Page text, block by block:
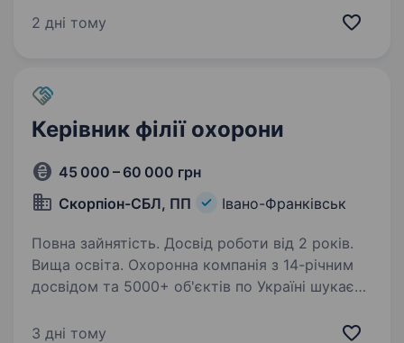
працевлаштування; можливість бронювання;
2 дні тому
Керівник філії охорони
45 000 – 60 000 грн
Скорпіон-СБЛ, ПП
Івано-Франківськ
Повна зайнятість. Досвід роботи від 2 років.
Вища освіта. Охоронна компанія з 14-річним
досвідом та 5000+ об'єктів по Україні шукає
Філія вже працює — є команда, є клієнти, є
3 дні тому